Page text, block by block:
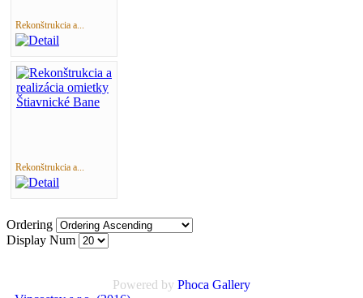
Rekonštrukcia a...
Rekonštrukcia a...
Ordering
Display Num
Powered by Phoca Gallery